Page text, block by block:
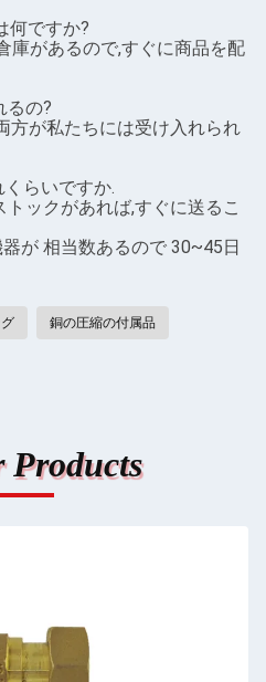
何ですか?
庫があるので,すぐに商品を配
るの?
方が私たちには受け入れられ
らいですか.
トックがあれば,すぐに送るこ
が 相当数あるので 30~45日
銅の圧縮の付属品